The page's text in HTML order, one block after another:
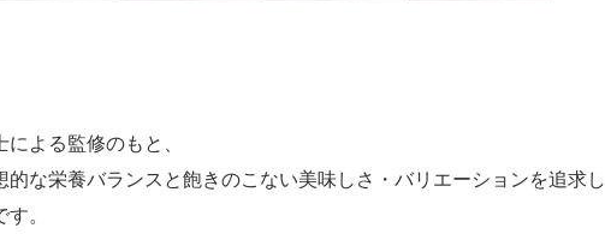
よる監修のもと、
な栄養バランスと飽きのこない美味しさ・バリエーションを追求し
。